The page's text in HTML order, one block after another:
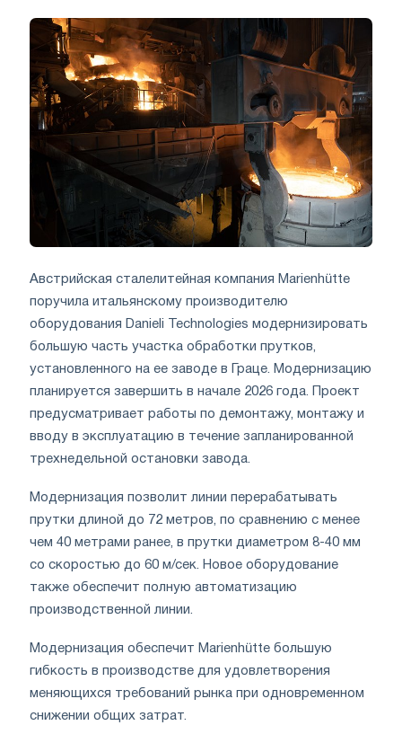
Австрийская сталелитейная компания Marienhütte
поручила итальянскому производителю
оборудования Danieli Technologies модернизировать
большую часть участка обработки прутков,
установленного на ее заводе в Граце. Модернизацию
планируется завершить в начале 2026 года. Проект
предусматривает работы по демонтажу, монтажу и
вводу в эксплуатацию в течение запланированной
трехнедельной остановки завода.
Модернизация позволит линии перерабатывать
прутки длиной до 72 метров, по сравнению с менее
чем 40 метрами ранее, в прутки диаметром 8-40 мм
со скоростью до 60 м/сек. Новое оборудование
также обеспечит полную автоматизацию
производственной линии.
Модернизация обеспечит Marienhütte большую
гибкость в производстве для удовлетворения
меняющихся требований рынка при одновременном
снижении общих затрат.